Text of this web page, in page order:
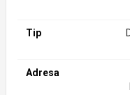
Tip
Adresa